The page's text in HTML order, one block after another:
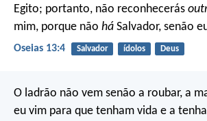
Egito; portanto, não reconhecerás
mim, porque não há Salvador, senão
Oseias 13:4 Salvador ídolos Deus
O ladrão não vem senão a roubar, a
eu vim para que tenham vida e a